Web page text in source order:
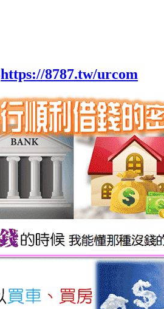
https://8787.tw/urcom